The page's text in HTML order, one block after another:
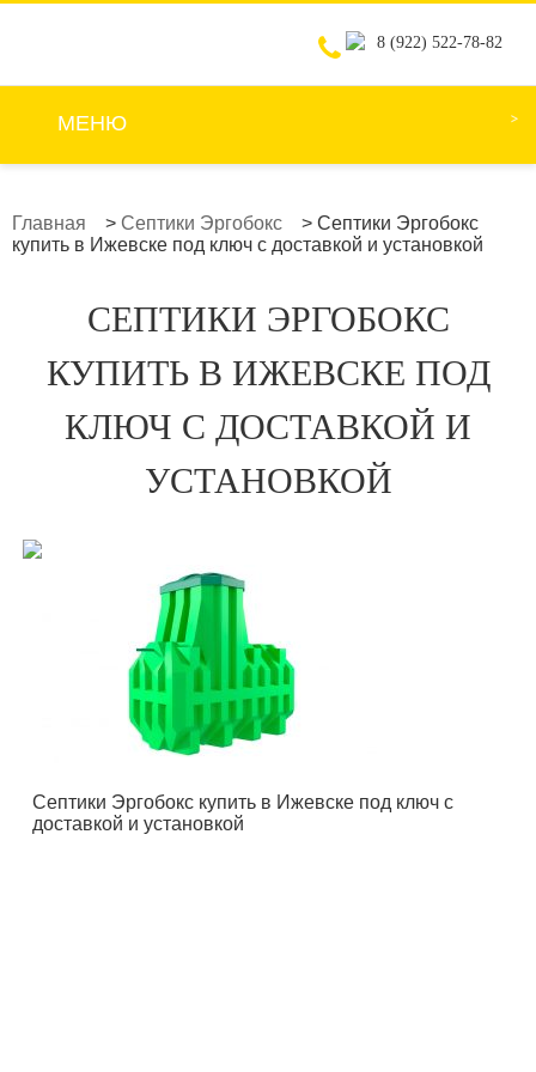
8 (922) 522-78-82
МЕНЮ
Главная > Септики Эргобокс > Септики Эргобокс
купить в Ижевске под ключ с доставкой и установкой
СЕПТИКИ ЭРГОБОКС
КУПИТЬ В ИЖЕВСКЕ ПОД
КЛЮЧ С ДОСТАВКОЙ И
УСТАНОВКОЙ
Септики Эргобокс купить в Ижевске под ключ с
доставкой и установкой